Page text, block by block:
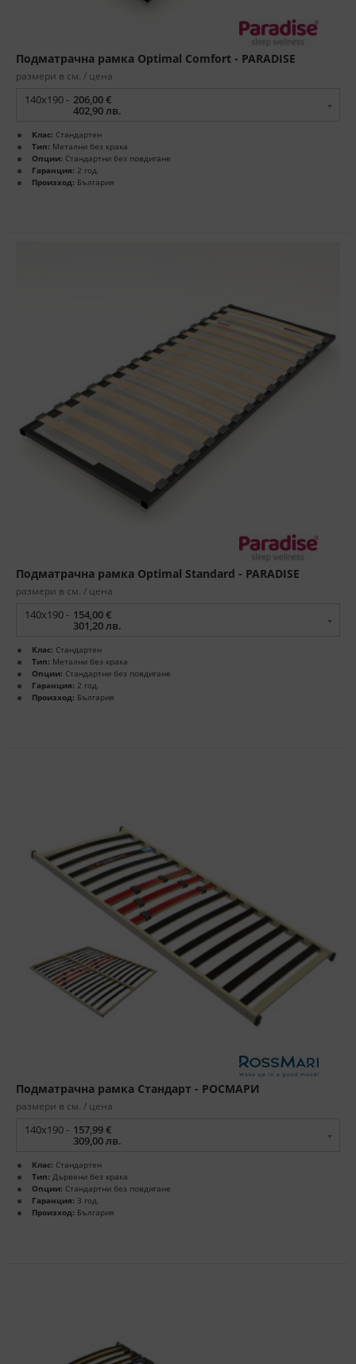
Подматрачна рамка Optimal Comfort - PARADISE
размери в см. / цена
140x190 - 206,00 €
402,90 лв.
Клас: Стандартен
Тип: Метални без крака
Опции: Стандартни без повдигане
Гаранция: 2 год.
Произход: България
Подматрачна рамка Optimal Standard - PARADISE
размери в см. / цена
140x190 - 154,00 €
301,20 лв.
Клас: Стандартен
Тип: Метални без крака
Опции: Стандартни без повдигане
Гаранция: 2 год.
Произход: България
Подматрачна рамка Стандарт - РОСМАРИ
размери в см. / цена
140x190 - 157,99 €
309,00 лв.
Клас: Стандартен
Тип: Дървени без крака
Опции: Стандартни без повдигане
Гаранция: 3 год.
Произход: България